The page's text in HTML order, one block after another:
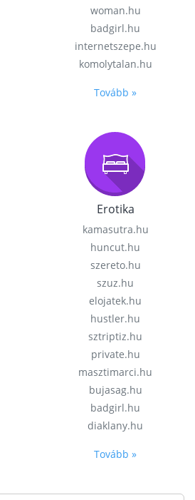
woman.hu
badgirl.hu
internetszepe.hu
komolytalan.hu
Tovább »
Erotika
kamasutra.hu
huncut.hu
szereto.hu
szuz.hu
elojatek.hu
hustler.hu
sztriptiz.hu
private.hu
masztimarci.hu
bujasag.hu
badgirl.hu
diaklany.hu
Tovább »